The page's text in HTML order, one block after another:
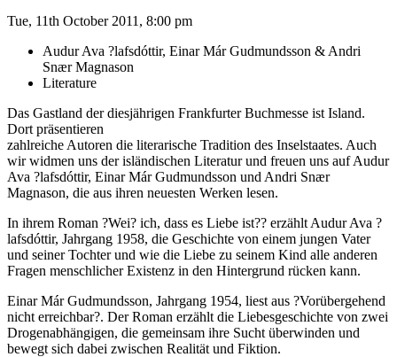
Tue, 11th October 2011, 8:00 pm
Audur Ava ?lafsdóttir, Einar Már Gudmundsson & Andri
Snær Magnason
Literature
Das Gastland der diesjährigen Frankfurter Buchmesse ist Island.
Dort präsentieren
zahlreiche Autoren die literarische Tradition des Inselstaates. Auch
wir widmen uns der isländischen Literatur und freuen uns auf Audur
Ava ?lafsdóttir, Einar Már Gudmundsson und Andri Snær
Magnason, die aus ihren neuesten Werken lesen.
In ihrem Roman ?Wei? ich, dass es Liebe ist?? erzählt Audur Ava ?
lafsdóttir, Jahrgang 1958, die Geschichte von einem jungen Vater
und seiner Tochter und wie die Liebe zu seinem Kind alle anderen
Fragen menschlicher Existenz in den Hintergrund rücken kann.
Einar Már Gudmundsson, Jahrgang 1954, liest aus ?Vorübergehend
nicht erreichbar?. Der Roman erzählt die Liebesgeschichte von zwei
Drogenabhängigen, die gemeinsam ihre Sucht überwinden und
bewegt sich dabei zwischen Realität und Fiktion.